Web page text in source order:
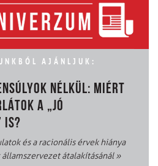
AJÁNLJUK:
NÉLKÜL: MIÉRT
A „JÓ
IS?
és a racionális érvek hiánya
államszervezet átalakításánál»